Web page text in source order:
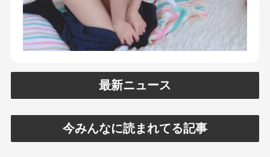
最新ニュース
今みんなに読まれてる記事